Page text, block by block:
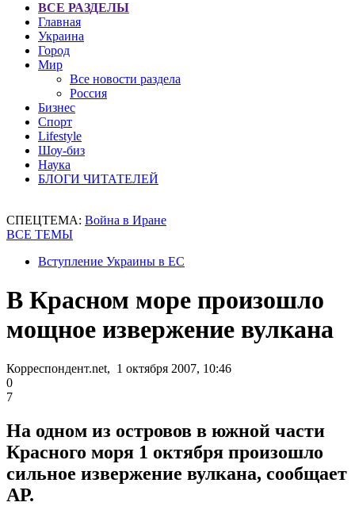
ВСЕ РАЗДЕЛЫ
Главная
Украина
Город
Мир
Все новости раздела
Россия
Бизнес
Спорт
Lifestyle
Шоу-биз
Наука
БЛОГИ ЧИТАТЕЛЕЙ
СПЕЦТЕМА: Война в Иране
ВСЕ ТЕМЫ
Вступление Украины в ЕС
В Красном море произошло
мощное извержение вулкана
Корреспондент.net, 1 октября 2007, 10:46
0
7
На одном из островов в южной части
Красного моря 1 октября произошло
сильное извержение вулкана, сообщает
AР.